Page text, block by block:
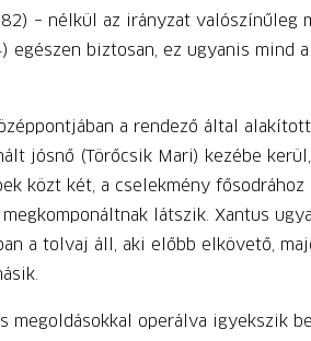
– nélkül az irányzat valószínűleg
egészen biztosan, ez ugyanis mind a
a rendező által
jósnő (Törőcsik Mari) kezébe
közt két, a cselekmény fősodrához
látszik. Xantus
a tolvaj áll, aki előbb elkövető,
operálva igyekszik